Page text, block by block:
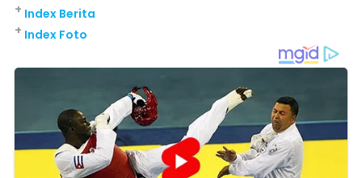
Index Berita
+
Index Foto
+